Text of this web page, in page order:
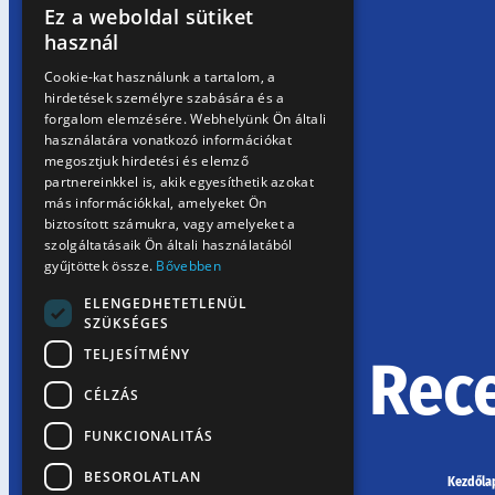
SK
RO
Ez a weboldal sütiket
használ
Cookie-kat használunk a tartalom, a
hirdetések személyre szabására és a
forgalom elemzésére. Webhelyünk Ön általi
használatára vonatkozó információkat
megosztjuk hirdetési és elemző
partnereinkkel is, akik egyesíthetik azokat
más információkkal, amelyeket Ön
biztosított számukra, vagy amelyeket a
szolgáltatásaik Ön általi használatából
gyűjtöttek össze. Bővebben
ELENGEDHETETLENÜL
SZÜKSÉGES
TELJESÍTMÉNY
CÉLZÁS
FUNKCIONALITÁS
BESOROLATLAN